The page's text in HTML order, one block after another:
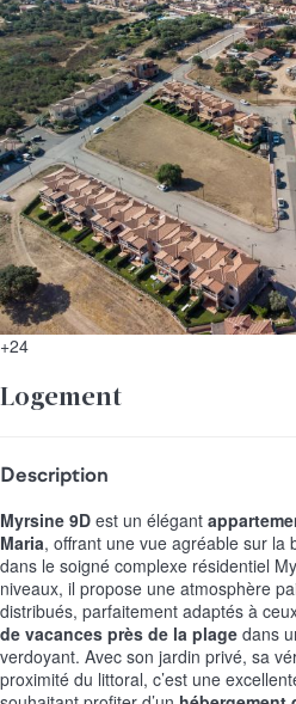
+24
Logement
Description
Myrsine 9D est un élégant
Maria, offrant une vue agréable sur la
dans le soigné complexe résidentiel
niveaux, il propose une atmosphère
distribués, parfaitement adaptés à
de vacances près de la plage dans
verdoyant. Avec son jardin privé, sa
proximité du littoral, c’est une